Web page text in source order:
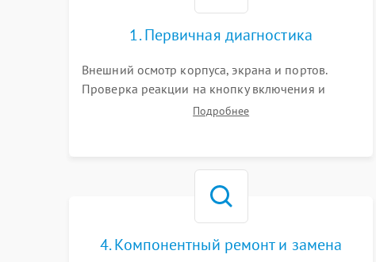
1. Первичная диагностика
Внешний осмотр корпуса, экрана и портов.
Проверка реакции на кнопку включения и
подключение зарядного устройства. Оценка
Подробнее
4. Компонентный ремонт и замена